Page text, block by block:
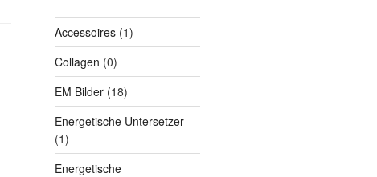
Accessoires (1)
Collagen (0)
EM Bilder (18)
Energetische Untersetzer
(1)
Energetische